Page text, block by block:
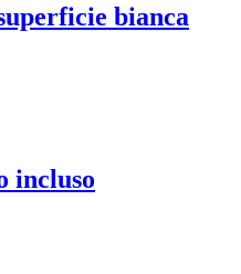
bianca
incluso